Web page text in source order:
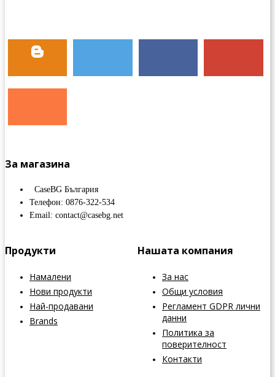
За магазина
CaseBG България
Телефон: 0876-322-534
Email: contact@casebg.net
Продукти
Намалени
Нови продукти
Най-продавани
Brands
Нашата компания
За нас
Общи условия
Регламент GDPR лични
данни
Политика за
поверителност
Контакти